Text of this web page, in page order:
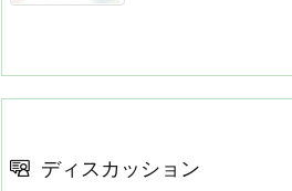
ディスカッション